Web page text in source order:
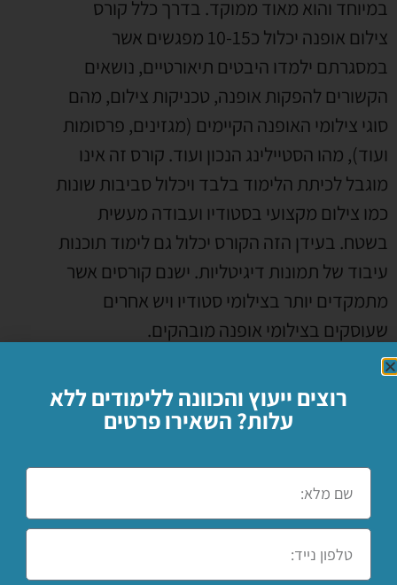
במיוחד והוא מאוד ממוקד. בדרך כלל קורס
צילום אופנה יכלול כ10-15 מפגשים אשר
במסגרתם ילמדו היבטים תיאורטיים, נושאים
הקשורים להפקות אופנה, טכניקות צילום, מהם
סוגי צילומי האופנה הקיימים (מגזינים, פרסומות
ועוד), מהו הסטיילינג הנכון ועוד. קורס זה אינו
מוגבל לכיתת הלימוד בלבד ויכלול סביבות שונות
כמו צילום מקצועי בסטודיו ועבודה מעשית
בשטח. בעידן הזה הקורס יכלול גם לימוד תוכנות
עיבוד של תמונות דיגיטליות. ישנם קורסים אשר
מתמקדים יותר בצילומי סטודיו ויש אחרים
שעוסקים בצילומי אופנה מובהקים.
קורס צילום רחוב
להתמקצע ב. הוא משלב בתוכו טכניקות צילום,
פסיכולוגיה, אמנות ואת מהות התרבות בה
מצלמים. יש לדעת ליישם ידע מקצועי על מנת
לצלם תמונות מרתקות ואיכותיות אך במקביל יש
רוצים ייעוץ והכוונה ללימודים ללא
עלות? השאירו פרטים